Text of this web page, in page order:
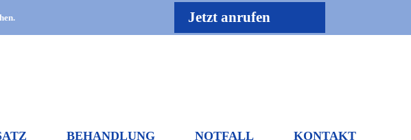
Jetzt anrufen
BEHANDLUNG NOTFALL KONTAKT